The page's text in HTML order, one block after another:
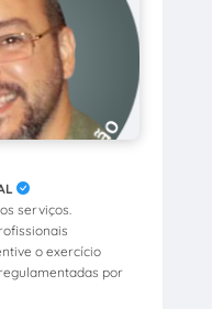
serviços.
o exercício
por